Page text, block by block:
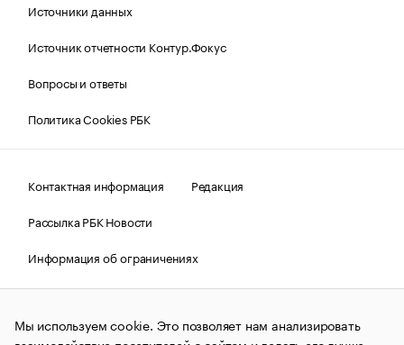
Источники данных
Источник отчетности Контур.Фокус
Вопросы и ответы
Политика Cookies РБК
Контактная информация
Редакция
Рассылка РБК Новости
Информация об ограничениях
Правовая информация
О соблюдении авторских прав
© АО «РОСБИЗНЕСКОНСАЛТИНГ»,1995–2026.Сообщения
и материалы информационного агентства «РБК»
Мы используем cookie. Это позволяет нам анализировать